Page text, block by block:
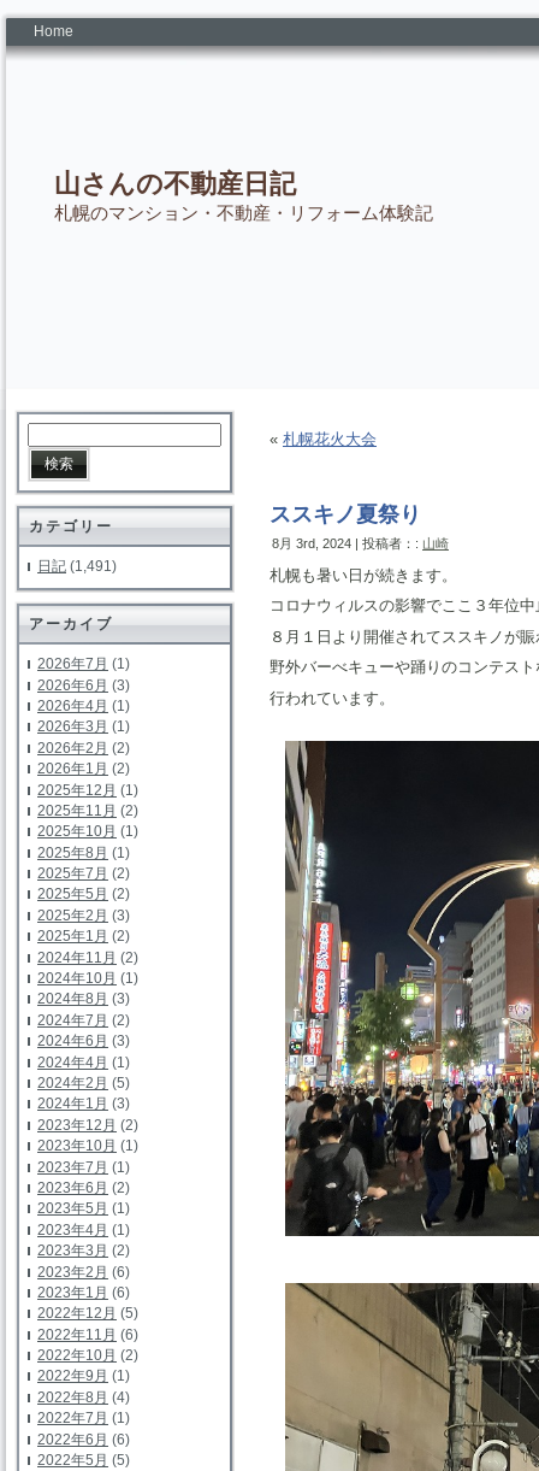
Home
山さんの不動産日記
札幌のマンション・不動産・リフォーム体験記
カテゴリー
日記 (1,491)
アーカイブ
2026年7月 (1)
2026年6月 (3)
2026年4月 (1)
2026年3月 (1)
2026年2月 (2)
2026年1月 (2)
2025年12月 (1)
2025年11月 (2)
2025年10月 (1)
2025年8月 (1)
2025年7月 (2)
2025年5月 (2)
2025年2月 (3)
2025年1月 (2)
2024年11月 (2)
2024年10月 (1)
2024年8月 (3)
2024年7月 (2)
2024年6月 (3)
2024年4月 (1)
2024年2月 (5)
2024年1月 (3)
2023年12月 (2)
2023年10月 (1)
2023年7月 (1)
2023年6月 (2)
2023年5月 (1)
2023年4月 (1)
2023年3月 (2)
2023年2月 (6)
2023年1月 (6)
2022年12月 (5)
2022年11月 (6)
2022年10月 (2)
2022年9月 (1)
2022年8月 (4)
2022年7月 (1)
2022年6月 (6)
2022年5月 (5)
« 札幌花火大会
ススキノ夏祭り
8月 3rd, 2024 | 投稿者：: 山崎
札幌も暑い日が続きます。
コロナウィルスの影響でここ３年位
８月１日より開催されてススキノが
野外バーべキューや踊りのコンテス
行われています。